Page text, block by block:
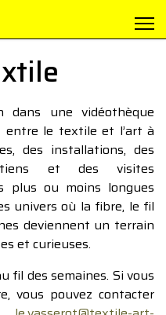
dans une vidéothèque
entre le textile et l’art à
des installations, des
et des visites
plus ou moins longues
univers où la fibre, le fil
deviennent un terrain
et curieuses.
fil des semaines. Si vous
vous pouvez contacter